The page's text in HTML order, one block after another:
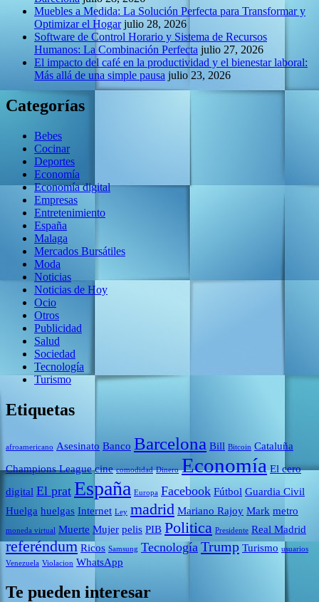
Muebles a Medida: La Solución Perfecta para Transformar y
Optimizar el Hogar julio 28, 2026
Software de Control Horario y Sistema de Recursos
Humanos: La Combinación Perfecta julio 27, 2026
El impacto del café en la productividad y el bienestar laboral:
Más allá de una simple pausa julio 23, 2026
Categorías
Bebes
Cocinar
Deportes
Economía
Economía digital
Empresas
Entretenimiento
España
Malaga
Mercados Bursátiles
Moda
Noticias
Noticias de Hoy
Ocio
Otros
Publicidad
Salud
Sociedad
Tecnología
Turismo
Etiquetas
afroamericano Asesinato Banco Barcelona Bill Bitcoin Cataluña
Champions League cine comodidad Dinero Economía El cero
digital El prat España Europa Facebook Fútbol Guardia Civil
Huelga huelgas Internet Ley madrid Mariano Rajoy Mark metro
moneda virtual Muerte Mujer pelis PIB Politica Presidente Real Madrid
referéndum Ricos Samsung Tecnología Trump Turismo usuarios
Venezuela Violacion WhatsApp
Te pueden interesar